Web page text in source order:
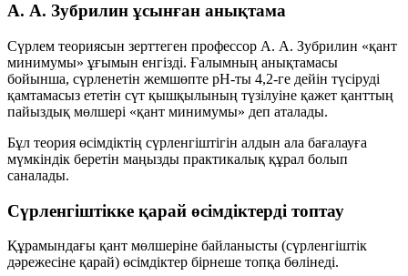
А. А. Зубрилин ұсынған анықтама
Сүрлем теориясын зерттеген профессор А. А. Зубрилин «қант
минимумы» ұғымын енгізді. Ғалымның анықтамасы
бойынша, сүрленетін жемшөпте рН-ты 4,2-ге дейін түсіруді
қамтамасыз ететін сүт қышқылының түзілуіне қажет қанттың
пайыздық мөлшері «қант минимумы» деп аталады.
Бұл теория өсімдіктің сүрленгіштігін алдын ала бағалауға
мүмкіндік беретін маңызды практикалық құрал болып
саналады.
Сүрленгіштікке қарай өсімдіктерді топтау
Құрамындағы қант мөлшеріне байланысты (сүрленгіштік
дәрежесіне қарай) өсімдіктер бірнеше топқа бөлінеді.